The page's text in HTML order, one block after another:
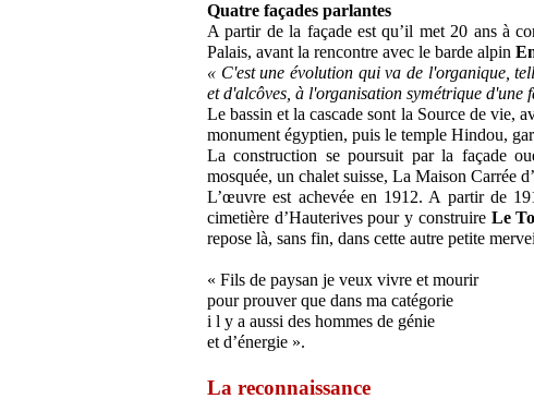
Quatre façades parlantes
A partir de la façade est qu’il met 20 ans à
Palais, avant la rencontre avec le barde alpin
« C'est une évolution qui va de l'organique,
et d'alcôves, à l'organisation symétrique d'une
Le bassin et la cascade sont la Source de vie,
monument égyptien, puis le temple Hindou,
La construction se poursuit par la façade
mosquée, un chalet suisse, La Maison Carrée
L’œuvre est achevée en 1912. A partir de
cimetière d’Hauterives pour y construire Le
repose là, sans fin, dans cette autre petite
« Fils de paysan je veux vivre et mourir
pour prouver que dans ma catégorie
i l y a aussi des hommes de génie
et d’énergie ».
La reconnaissance